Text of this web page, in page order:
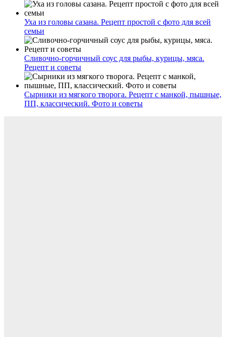
Уха из головы сазана. Рецепт простой с фото для всей
семьи
Сливочно-горчичный соус для рыбы, курицы, мяса.
Рецепт и советы
Сырники из мягкого творога. Рецепт с манкой, пышные,
ПП, классический. Фото и советы